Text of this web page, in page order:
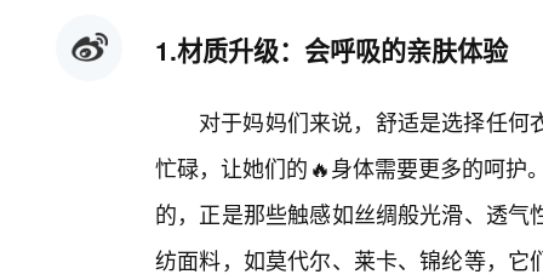
1.材质升级：会呼吸的亲肤体验
对于妈妈们来说，舒适是选择任
忙碌，让她们的🔥身体需要更多的呵护
的，正是那些触感如丝绸般光滑、透
纺面料，如莫代尔、莱卡、锦纶等，